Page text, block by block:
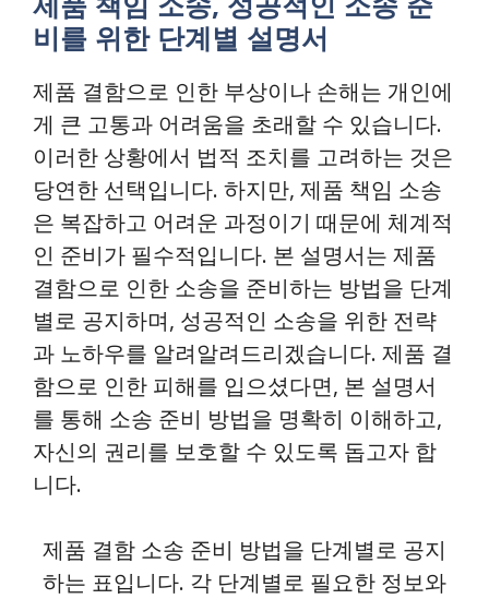
비를 위한 단계별 설명서
제품 결함으로 인한 부상이나 손해는 개인에
게 큰 고통과 어려움을 초래할 수 있습니다.
이러한 상황에서 법적 조치를 고려하는 것은
당연한 선택입니다. 하지만, 제품 책임 소송
은 복잡하고 어려운 과정이기 때문에 체계적
인 준비가 필수적입니다. 본 설명서는 제품
결함으로 인한 소송을 준비하는 방법을 단계
별로 공지하며, 성공적인 소송을 위한 전략
과 노하우를 알려알려드리겠습니다. 제품 결
함으로 인한 피해를 입으셨다면, 본 설명서
를 통해 소송 준비 방법을 명확히 이해하고,
자신의 권리를 보호할 수 있도록 돕고자 합
니다.
제품 결함 소송 준비 방법을 단계별로 공지
하는 표입니다. 각 단계별로 필요한 정보와